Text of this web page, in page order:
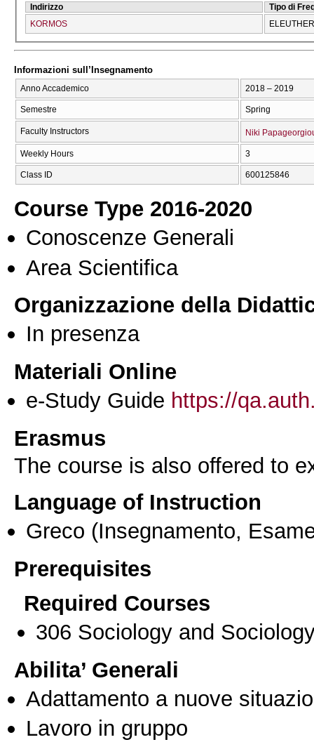
Indirizzo
Tipo di
KORMOS
Informazioni sull’Insegnamento
Anno Accademico 2018 – 2019
Semestre Spring
Faculty Instructors Niki
Weekly Hours 3
Class ID 600125846
Course Type 2016-2020
Conoscenze Generali
Area Scientifica
Organizzazione della
In presenza
Materiali Online
e-Study Guide https://
Erasmus
The course is also offered to
Language of Instruction
Greco (Insegnamento,
Prerequisites
Required Courses
306 Sociology and
Abilita’ Generali
Adattamento a nuove
Lavoro in gruppo